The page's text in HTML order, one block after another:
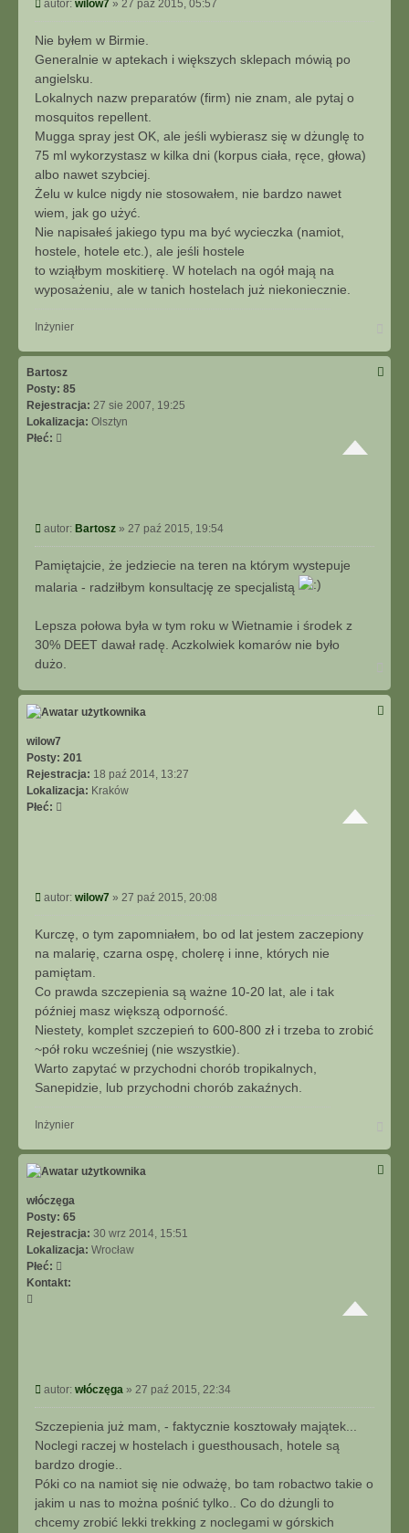
P
s
t
autor: wilow7 » 27 paź 2015, 05:57
Nie byłem w Birmie.
Generalnie w aptekach i większych sklepach mówią po
angielsku.
Lokalnych nazw preparatów (firm) nie znam, ale pytaj o
mosquitos repellent.
Mugga spray jest OK, ale jeśli wybierasz się w dżunglę to
75 ml wykorzystasz w kilka dni (korpus ciała, ręce, głowa)
albo nawet szybciej.
Żelu w kulce nigdy nie stosowałem, nie bardzo nawet
wiem, jak go użyć.
Nie napisałeś jakiego typu ma być wycieczka (namiot,
hostele, hotele etc.), ale jeśli hostele
to wziąłbym moskitierę. W hotelach na ogół mają na
wyposażeniu, ale w tanich hostelach już niekoniecznie.
Inżynier
g
ó
Bartosz
Posty: 85
Rejestracja: 27 sie 2007, 19:25
Lokalizacja: Olsztyn
Płeć:
P
o
s
autor: Bartosz » 27 paź 2015, 19:54
Pamiętajcie, że jedziecie na teren na którym wystepuje
malaria - radziłbym konsultację ze specjalistą
Lepsza połowa była w tym roku w Wietnamie i środek z
30% DEET dawał radę. Aczkolwiek komarów nie było
dużo.
g
ó
wilow7
Posty: 201
Rejestracja: 18 paź 2014, 13:27
Lokalizacja: Kraków
Płeć:
P
s
autor: wilow7 » 27 paź 2015, 20:08
Kurczę, o tym zapomniałem, bo od lat jestem zaczepiony
na malarię, czarna ospę, cholerę i inne, których nie
pamiętam.
Co prawda szczepienia są ważne 10-20 lat, ale i tak
później masz większą odporność.
Niestety, komplet szczepień to 600-800 zł i trzeba to zrobić
~pół roku wcześniej (nie wszystkie).
Warto zapytać w przychodni chorób tropikalnych,
Sanepidzie, lub przychodni chorób zakaźnych.
Inżynier
g
ó
włóczęga
Posty: 65
Rejestracja: 30 wrz 2014, 15:51
Lokalizacja: Wrocław
Płeć:
Kontakt:
k
u
s
z
w
P
o
s
autor: włóczęga » 27 paź 2015, 22:34
Szczepienia już mam, - faktycznie kosztowały majątek...
Noclegi raczej w hostelach i guesthousach, hotele są
bardzo drogie..
Póki co na namiot się nie odważę, bo tam robactwo takie o
jakim u nas to można pośnić tylko.. Co do dżungli to
chcemy zrobić lekki trekking z noclegami w górskich